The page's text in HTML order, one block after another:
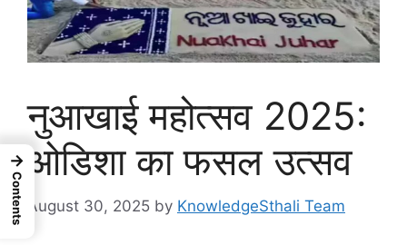
नुआखाई महोत्सव 2025:
ओडिशा का फसल उत्सव
August 30, 2025 by KnowledgeSthali Team
→
Contents